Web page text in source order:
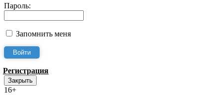
Пароль:
Запомнить меня
Регистрация
Закрыть
16+